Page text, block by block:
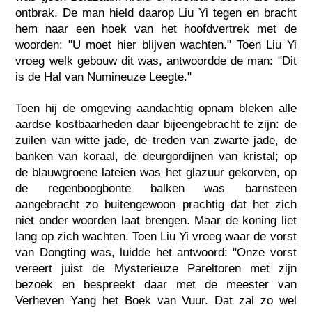
ontbrak. De man hield daarop Liu Yi tegen en bracht
hem naar een hoek van het hoofdvertrek met de
woorden: "U moet hier blijven wachten." Toen Liu Yi
vroeg welk gebouw dit was, antwoordde de man: "Dit
is de Hal van Numineuze Leegte."
Toen hij de omgeving aandachtig opnam bleken alle
aardse kostbaarheden daar bijeengebracht te zijn: de
zuilen van witte jade, de treden van zwarte jade, de
banken van koraal, de deurgordijnen van kristal; op
de blauwgroene lateien was het glazuur gekorven, op
de regenboogbonte balken was barnsteen
aangebracht zo buitengewoon prachtig dat het zich
niet onder woorden laat brengen. Maar de koning liet
lang op zich wachten. Toen Liu Yi vroeg waar de vorst
van Dongting was, luidde het antwoord: "Onze vorst
vereert juist de Mysterieuze Pareltoren met zijn
bezoek en bespreekt daar met de meester van
Verheven Yang het Boek van Vuur. Dat zal zo wel